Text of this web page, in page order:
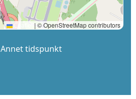
Leaflet | © OpenStreetMap contributors
Annet tidspunkt